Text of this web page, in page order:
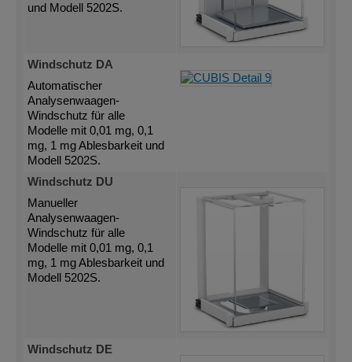
und Modell 5202S.
Windschutz DA
Automatischer
Analysenwaagen-
Windschutz für alle
Modelle mit 0,01 mg, 0,1
mg, 1 mg Ablesbarkeit und
Modell 5202S.
Windschutz DU
Manueller
Analysenwaagen-
Windschutz für alle
Modelle mit 0,01 mg, 0,1
mg, 1 mg Ablesbarkeit und
Modell 5202S.
Windschutz DE